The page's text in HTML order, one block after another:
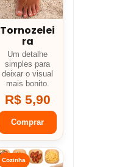
Tornozelei
ra
Um detalhe
simples para
deixar o visual
mais bonito.
R$ 5,90
Comprar
Cozinha